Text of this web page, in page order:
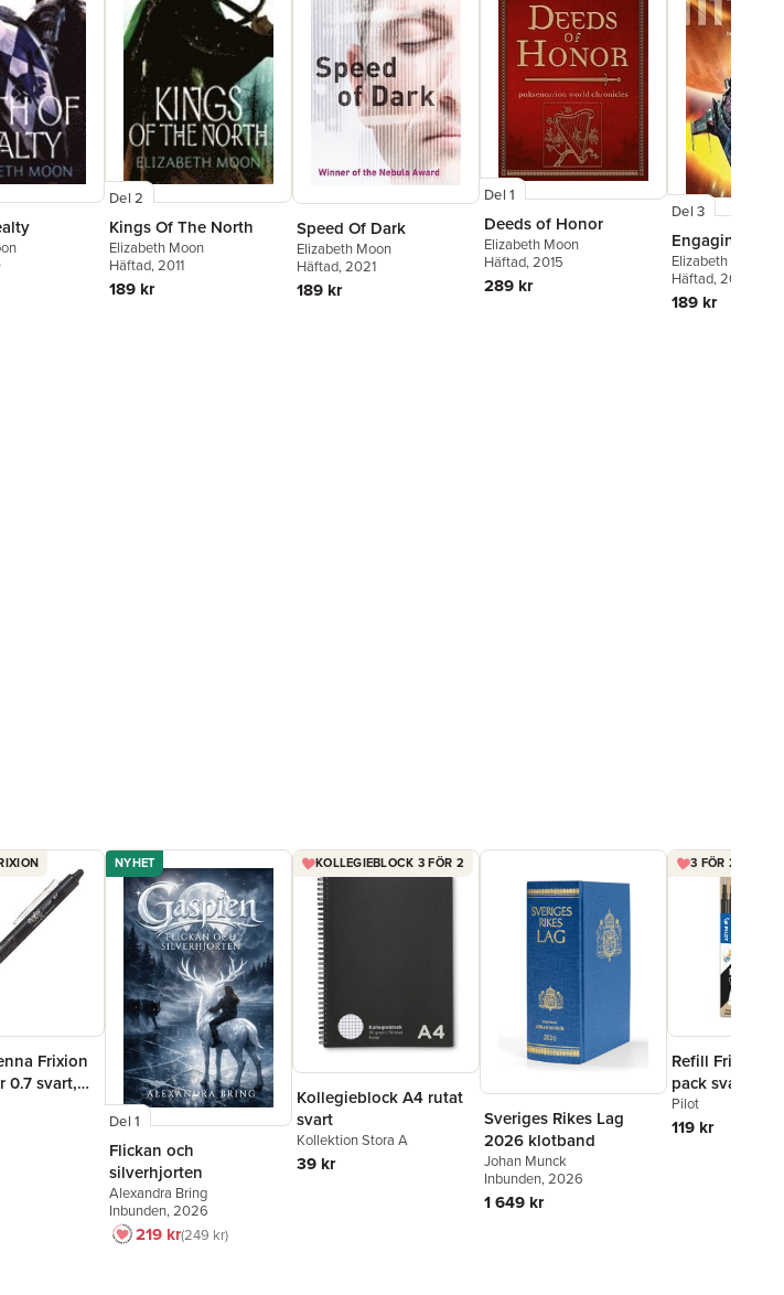
Del 2
Kings Of The North
Elizabeth Moon
Häftad, 2011
189 kr
Speed Of Dark
Elizabeth Moon
Häftad, 2021
189 kr
Del 1
Deeds of Honor
Elizabeth Moon
Häftad, 2015
289 kr
Del 3
Engaging The
Elizabeth Moon
Häftad, 2006
189 kr
Frixion
0.7 svart,
NYHET
Del 1
Flickan och
silverhjorten
Alexandra Bring
Inbunden, 2026
219 kr249 kr
KOLLEGIEBLOCK 3 FÖR 2
Kollegieblock A4 rutat
svart
Kollektion Stora A
39 kr
Sveriges Rikes Lag
2026 klotband
Johan Munck
Inbunden, 2026
1 649 kr
3 FÖR 2
Refill Frixion
pack svart
Pilot
119 kr